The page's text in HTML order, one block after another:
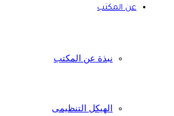
عن المكتب
نبذة عن المكتب
الهيكل التنظيمى